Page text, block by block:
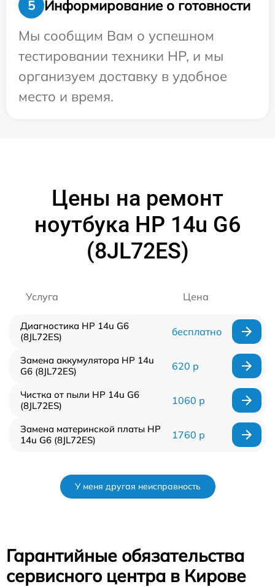
5
Информирование о готовности
Мы сообщим Вам о успешном
тестировании техники HP, и мы
организуем доставку в удобное
место и время.
Цены на ремонт
ноутбука HP 14u G6
(8JL72ES)
Услуга Цена
Диагностика HP 14u G6
(8JL72ES)
бесплатно
Замена аккумулятора HP 14u
G6 (8JL72ES)
620 р
Чистка от пыли HP 14u G6
(8JL72ES)
1060 р
Замена материнской платы HP
14u G6 (8JL72ES)
1760 р
У меня другая неисправность
Гарантийные обязательства
сервисного центра в Кирове